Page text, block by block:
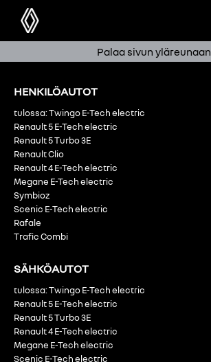
Palaa sivun yläreunaan
HENKILÖAUTOT
tulossa: Twingo E-Tech electric
Renault 5 E-Tech electric
Renault 5 Turbo 3E
Renault Clio
Renault 4 E-Tech electric
Megane E-Tech electric
Symbioz
Scenic E-Tech electric
Rafale
Trafic Combi
SÄHKÖAUTOT
tulossa: Twingo E-Tech electric
Renault 5 E-Tech electric
Renault 5 Turbo 3E
Renault 4 E-Tech electric
Megane E-Tech electric
Scenic E-Tech electric